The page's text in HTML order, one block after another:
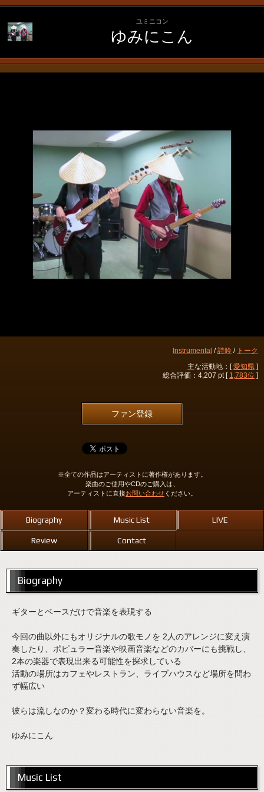
ユミニコン
ゆみにこん
Instrumental /詩吟 / トーク
主な活動地：[愛知県 ]
総合評価：4,207 pt [ 1,783位 ]
ファン登録
※全ての作品はアーティストに著作権があります。
楽曲のご使用やCDのご購入は、
アーティストに直接お問い合わせ ください。
Biography Music List LIVE
Review Contact
Biography
ギターとベースだけで音楽を表現する
今回の曲以外にもオリジナルの歌モノを 2人のアレンジに変え演
奏したり、ポピュラー音楽や映画音楽などのカバーにも挑戦し、
2本の楽器で表現出来る可能性を探求している
活動の場所はカフェやレストラン、ライブハウスなど場所を問わ
ず幅広い
彼らは流しなのか？変わる時代に変わらない音楽を。
ゆみにこん
Music List